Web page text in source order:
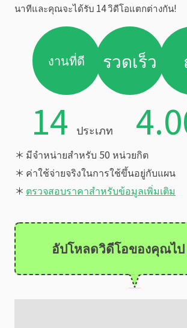
นาทีและคุณจะได้รับ 14 วิดีโอแตกต่างกัน!
งานที่ดี รวดเร็ว
14 ประเภท
＊ มีจำหน่ายสำหรับ 50 หน่วยกิต
＊ ค่าใช้จ่ายจริงในการใช้ขึ้นอยู่กับแผน
＊ ตรวจสอบราคาสำหรับข้อมูลเพิ่มเติม
อัปโหลดวิดีโอของคุณไป